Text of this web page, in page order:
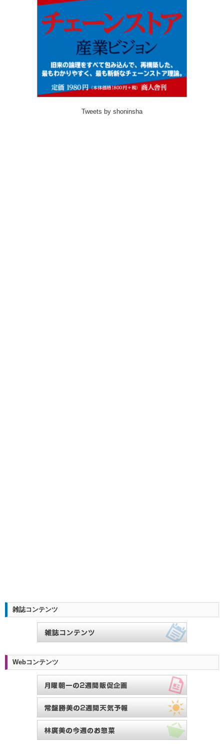
Tweets by shoninsha
雑誌コンテンツ
Webコンテンツ